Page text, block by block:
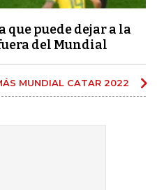
puede dejar a la
del Mundial
MUNDIAL CATAR 2022